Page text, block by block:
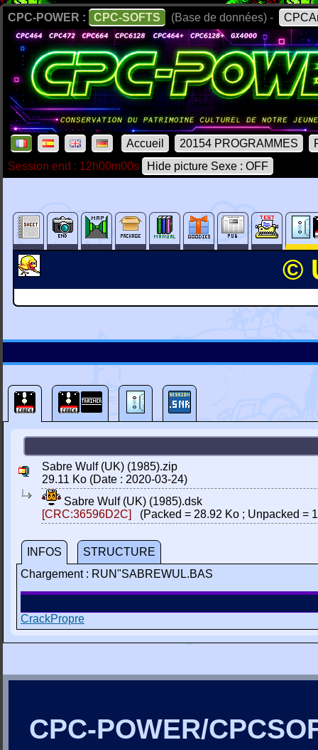
CPC-POWER : CPC-SOFTS (Base de données) -
Accueil 20154 PROGRAMMES
Session end : 12h00m00s
Hide picture Sexe : OFF
©
Sabre Wulf (UK) (1985).zip
29.11 Ko (Date : 2020-03-24)
Sabre Wulf (UK) (1985).dsk
[CRC:36596D2C]
(Packed = 28.92 Ko ; Unpacked =
INFOS
STRUCTURE
Chargement : RUN"SABREWUL.BAS
CrackPropre
CPC-POWER/